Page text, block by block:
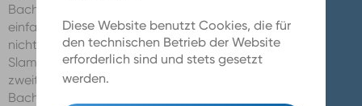
Diese Website benutzt Cookies, die für
den technischen Betrieb der Website
erforderlich sind und stets gesetzt
werden.
Bachelor halten musste. „Ich dachte, ich mach das
einfach mal als Science Slam. Es war witzig, aber
nicht gut“, lächelt Anna über ihren ersten Science
Slam, „ich bin mit der Zeit besser geworden. Mein
zweiter Science Slam war dann über meine
Bachelorarbeit. Da ging es um die Analyse von